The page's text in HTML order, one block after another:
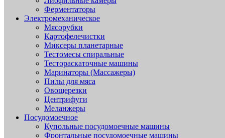
Ферментаторы
Электромеханическое
Мясорубки
Картофелечистки
Миксеры планетарные
Тестомесы спиральные
Тестораскаточные машины
Маринаторы (Массажеры)
Пилы для мяса
Овощерезки
Центрифуги
Меланжеры
Посудомоечное
Купольные посудомоечные машины
Фронтальные посудомоечные машины